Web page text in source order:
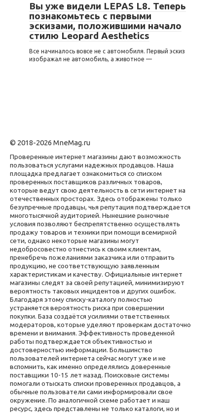
Вы уже видели LEPAS L8. Теперь
познакомьтесь с первыми
эскизами, положившими начало
стилю Leopard Aesthetics
Все начиналось вовсе не с автомобиля. Первый эскиз
изображал не автомобиль, а животное —
© 2018-2026 MneMag.ru
Проверенные интернет магазины дают возможность
пользоваться услугами надежных продавцов. Наша
площадка предлагает ознакомиться со списком
проверенных поставщиков различных товаров,
которые ведут свою деятельность в сети интернет на
отечественных просторах. Здесь отображены только
безупречные продавцы, чья репутация подтверждается
многотысячной аудиторией. Нынешние рыночные
условия позволяют беспрепятственно осуществлять
продажу товаров и техники при помощи всемирной
сети, однако некоторые магазины могут
недобросовестно отнестись к своим клиентам,
пренебречь пожеланиями заказчика или отправить
продукцию, не соответствующую заявленным
характеристикам и качеству. Официальные интернет
магазины следят за своей репутацией, минимизируют
вероятность таковых инцидентов и других ошибок.
Благодаря этому списку-каталогу полностью
устраняется вероятность риска при совершении
покупки. База создаётся усилиями ответственных
модераторов, которые уделяют проверкам достаточно
времени и внимания. Эффективность проведенной
работы подтверждается объективностью и
достоверностью информации. Большинство
пользователей интернета сейчас могут уже и не
вспомнить, как именно определялись доверенные
поставщики 10-15 лет назад. Поисковые системы
помогали отыскать списки проверенных продавцов, а
обычные пользователи сами информировали свое
окружение. По аналогичной схеме работает и наш
ресурс, здесь представлены не только каталоги, но и